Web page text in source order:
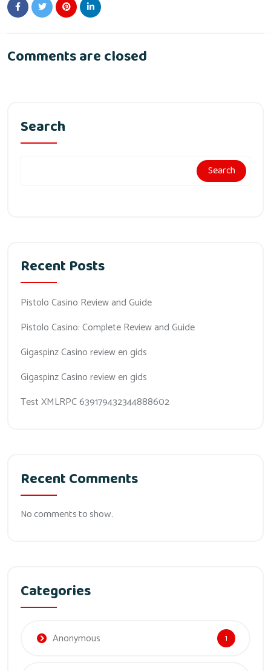
Comments are closed
Search
Search
Recent Posts
Pistolo Casino Review and Guide
Pistolo Casino: Complete Review and Guide
Gigaspinz Casino review en gids
Gigaspinz Casino review en gids
Test XMLRPC 639179432344888602
Recent Comments
No comments to show.
Categories
Anonymous 1